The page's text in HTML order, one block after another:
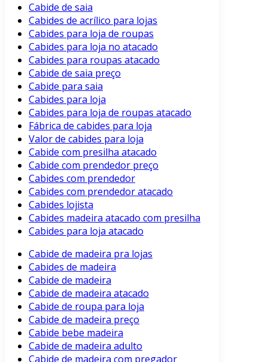
Cabide de saia
Cabides de acrílico para lojas
Cabides para loja de roupas
Cabides para loja no atacado
Cabides para roupas atacado
Cabide de saia preço
Cabide para saia
Cabides para loja
Cabides para loja de roupas atacado
Fábrica de cabides para loja
Valor de cabides para loja
Cabide com presilha atacado
Cabide com prendedor preço
Cabides com prendedor
Cabides com prendedor atacado
Cabides lojista
Cabides madeira atacado com presilha
Cabides para loja atacado
Cabide de madeira pra lojas
Cabides de madeira
Cabide de madeira
Cabide de madeira atacado
Cabide de roupa para loja
Cabide de madeira preço
Cabide bebe madeira
Cabide de madeira adulto
Cabide de madeira com pregador